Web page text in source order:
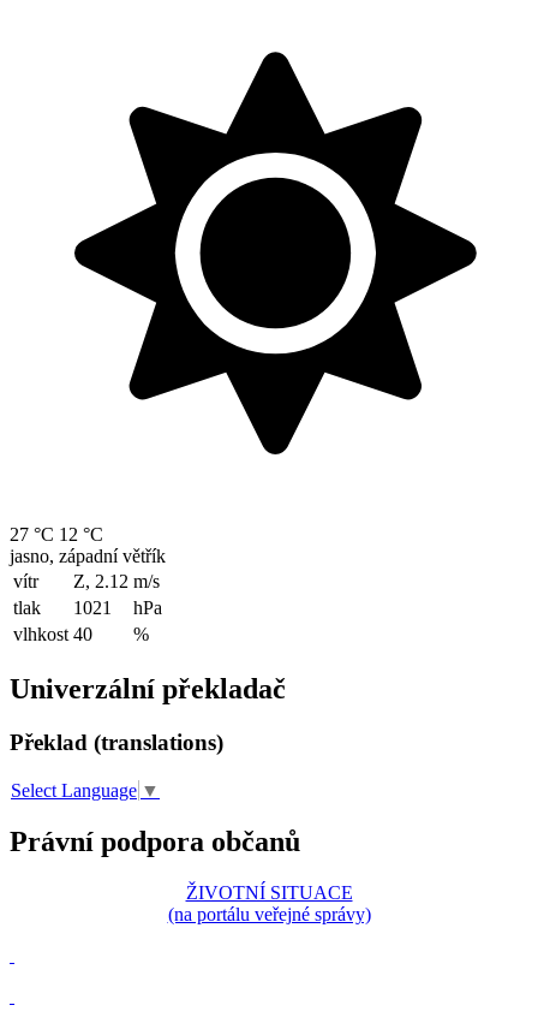
27 °C 12 °C
jasno, západní větřík
vítr
Z, 2.12 m/s
tlak
1021
hPa
vlhkost 40 %
Univerzální překladač
Překlad (translations)
Select Language ▼
Právní podpora občanů
ŽIVOTNÍ SITUACE
(na portálu veřejné správy)